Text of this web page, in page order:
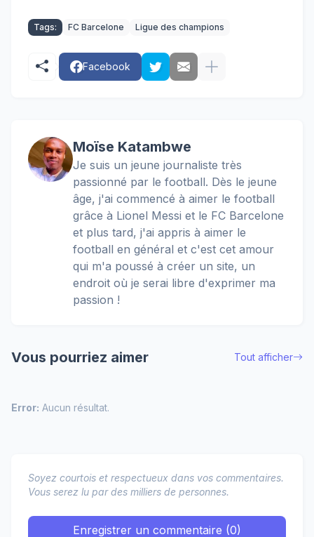
Tags: FC Barcelone Ligue des champions
Facebook
Moïse Katambwe
Je suis un jeune journaliste très
passionné par le football. Dès le jeune
âge, j'ai commencé à aimer le football
grâce à Lionel Messi et le FC Barcelone
et plus tard, j'ai appris à aimer le
football en général et c'est cet amour
qui m'a poussé à créer un site, un
endroit où je serai libre d'exprimer ma
passion !
Vous pourriez aimer Tout afficher
Error: Aucun résultat.
Soyez courtois et respectueux dans vos commentaires.
Vous serez lu par des milliers de personnes.
Enregistrer un commentaire (0)